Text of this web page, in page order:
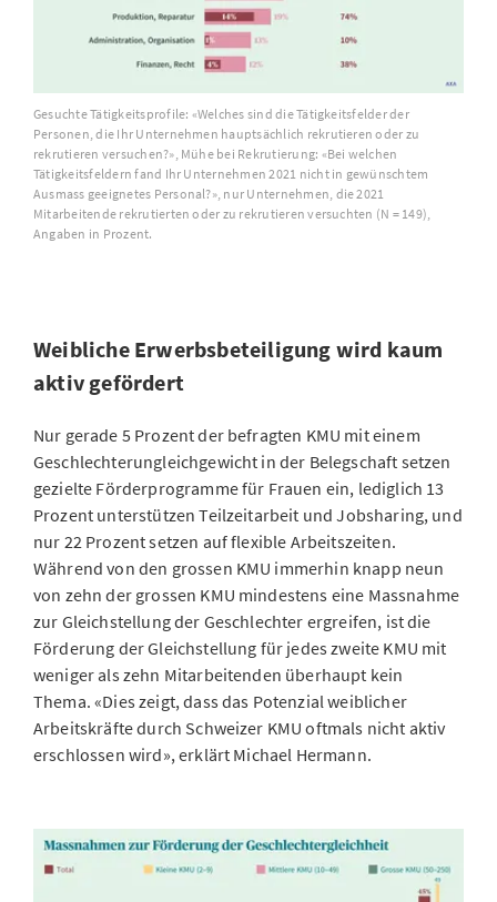
Gesuchte Tätigkeitsprofile: «Welches sind die Tätigkeitsfelder der
Personen, die Ihr Unternehmen hauptsächlich rekrutieren oder zu
rekrutieren versuchen?», Mühe bei Rekrutierung: «Bei welchen
Tätigkeitsfeldern fand Ihr Unternehmen 2021 nicht in gewünschtem
Ausmass geeignetes Personal?», nur Unternehmen, die 2021
Mitarbeitende rekrutierten oder zu rekrutieren versuchten (N = 149),
Angaben in Prozent.
Weibliche Erwerbsbeteiligung wird kaum
aktiv gefördert
Nur gerade 5 Prozent der befragten KMU mit einem
Geschlechterungleichgewicht in der Belegschaft setzen
gezielte Förderprogramme für Frauen ein, lediglich 13
Prozent unterstützen Teilzeitarbeit und Jobsharing, und
nur 22 Prozent setzen auf flexible Arbeitszeiten.
Während von den grossen KMU immerhin knapp neun
von zehn der grossen KMU mindestens eine Massnahme
zur Gleichstellung der Geschlechter ergreifen, ist die
Förderung der Gleichstellung für jedes zweite KMU mit
weniger als zehn Mitarbeitenden überhaupt kein
Thema. «Dies zeigt, dass das Potenzial weiblicher
Arbeitskräfte durch Schweizer KMU oftmals nicht aktiv
erschlossen wird», erklärt Michael Hermann.